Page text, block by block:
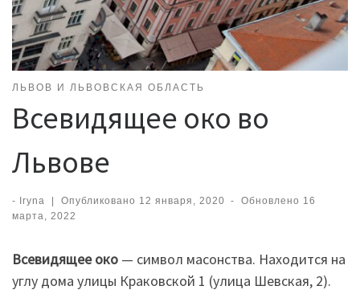
ЛЬВОВ И ЛЬВОВСКАЯ ОБЛАСТЬ
Всевидящее око во
Львове
- Iryna Опубликовано 12 января, 2020 - Обновлено 16
марта, 2022
Всевидящее око — символ масонства. Находится на
углу дома улицы Краковской 1 (улица Шевская, 2).